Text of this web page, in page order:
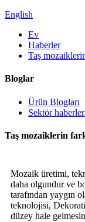
English
Ev
Haberler
Taş
Bloglar
Ürün Blogları
Sektör
Taş mozaiklerin
Mozaik üretimi,
daha olgundur ve
tarafından yaygın
teknolojisi,
düzey hale